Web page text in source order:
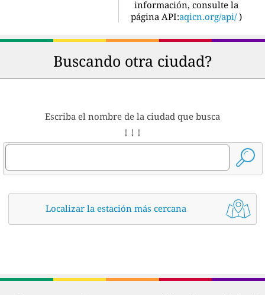
información, consulte la
página API:aqicn.org/api/ )
Buscando otra ciudad?
Escriba el nombre de la ciudad que busca
↓ ↓ ↓
Localizar la estación más cercana